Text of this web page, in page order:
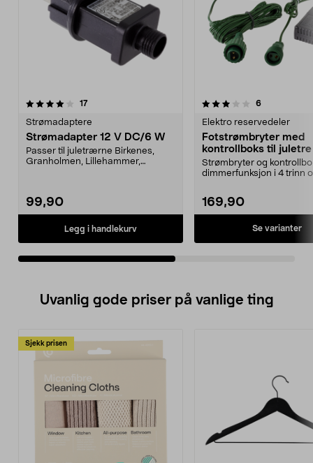
17anmeldelser
Strømadaptere
Strømadapter 12 V DC/6 W
Passer til juletrærne Birkenes,
Granholmen, Lillehammer,
99,90
Legg i handlekurv
3.5av 5 stjerner 6anmeldelser
Elektro reservedeler
Fotstrømbryter med
kontrollboks til juletre
med dimmerfunksjon
timer
Strømbryter og
dimmerfunksjon i 4 trinn
169,90
Se varianter
5.0av 5 stjerner
Uvanlig gode priser på vanlige ting
Sjekk prisen